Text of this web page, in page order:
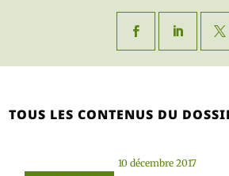
TOUS LES CONTENUS DU
10 décembre 2017